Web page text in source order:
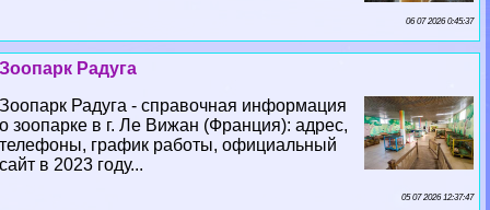
06 07 2026 0:45:37
Зоопарк Радуга
Зоопарк Радуга - справочная информация
о зоопарке в г. Ле Вижан (Франция): адрес,
телефоны, график работы, официальный
сайт в 2023 году...
05 07 2026 12:37:47